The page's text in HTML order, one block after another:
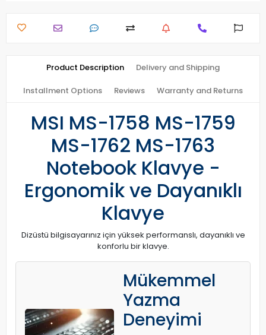
Product Description Delivery and Shipping
Installment Options Reviews Warranty and Returns
MSI MS-1758 MS-1759
MS-1762 MS-1763
Notebook Klavye -
Ergonomik ve Dayanıklı
Klavye
Dizüstü bilgisayarınız için yüksek performanslı, dayanıklı ve
konforlu bir klavye.
Mükemmel
Yazma
Deneyimi